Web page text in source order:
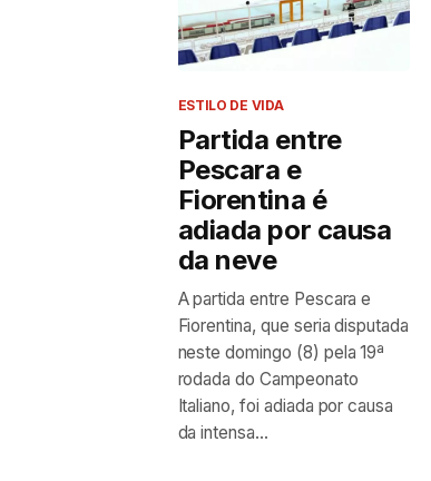
ESTILO DE VIDA
Partida entre
Pescara e
Fiorentina é
adiada por causa
da neve
A partida entre Pescara e
Fiorentina, que seria disputada
neste domingo (8) pela 19ª
rodada do Campeonato
Italiano, foi adiada por causa
da intensa...